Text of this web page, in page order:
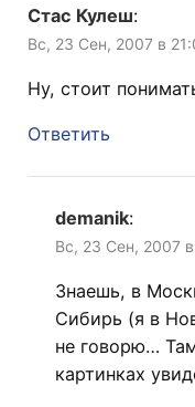
Стас Кулеш:
Вс, 23 Сен, 2007 в
Ну, стоит
Ответить
demanik:
Вс, 23 Сен, 2007 в
Знаешь, в
Сибирь (я в
не говорю…
картинках